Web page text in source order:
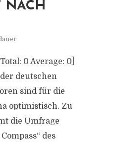
NACH
0 Average: 0]
deutschen
sind für die
optimistisch. Zu
die Umfrage
des